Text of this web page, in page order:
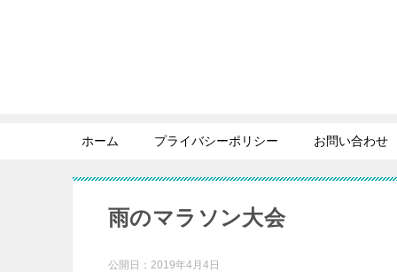
ホーム プライバシーポリシー お問い合わせ
雨のマラソン大会
公開日： 2019年4月4日